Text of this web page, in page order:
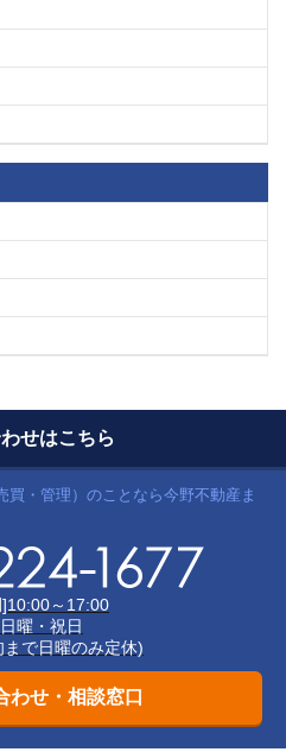
せはこちら
・管理）のことなら今野不動産ま
]10:00～17:00
曜・祝日
で日曜のみ定休)
わせ・相談窓口